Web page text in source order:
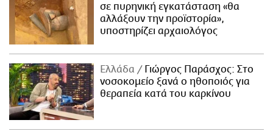
σε πυρηνική εγκατάσταση «θα
αλλάξουν την προϊστορία»,
υποστηρίζει αρχαιολόγος
Ελλάδα
Γιώργος Παράσχος: Στο
νοσοκομείο ξανά ο ηθοποιός για
θεραπεία κατά του καρκίνου